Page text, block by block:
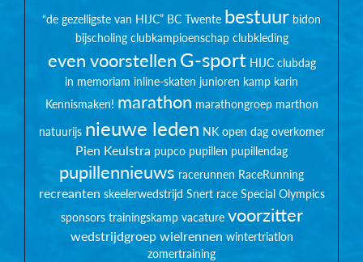
“de gezelligste van HIJC” BC Twente bestuur bidon
bijscholing clubkampioenschap clubkleding
even voorstellenG-sport HIJC clubdag
in memoriam inline-skaten junioren kamp karin
Kennismaken! marathon marathongroep marthon
natuurijs nieuwe leden NK open dag overkomer
Pien Keulstra pupco pupillen pupillendag
pupillennieuws racerunnen RaceRunning
recreanten skeelerwedstrijd Snert race Special Olympics
sponsors trainingskamp vacature voorzitter
wedstrijdgroepwielrennen wintertriatlon
zomertraining